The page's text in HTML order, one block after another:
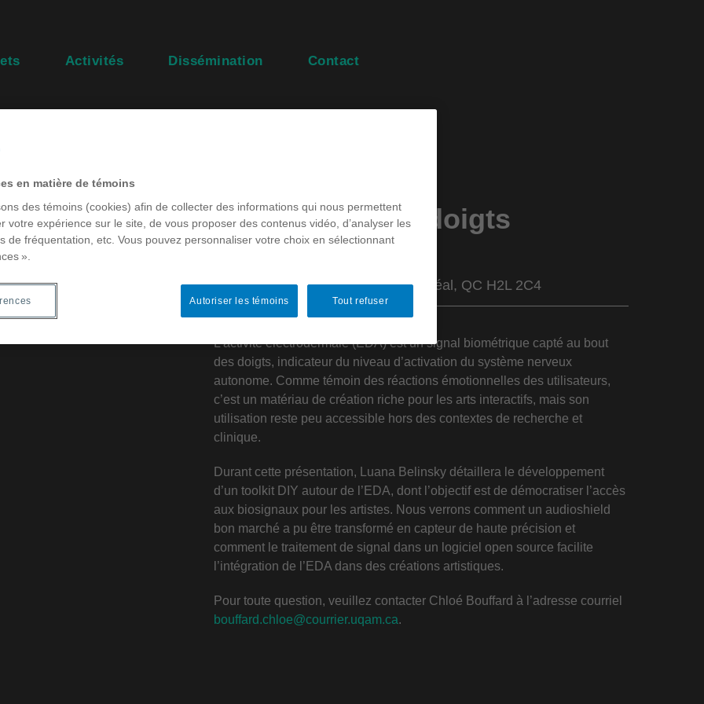
Activités Dissémination Contact
Sur le bout des doigts
mardi 10 mars 2026
405 Rue Sainte-Catherine E, Montréal, QC H2L 2C4
L’activité électrodermale (EDA) est un signal biométrique capté au bout
des doigts, indicateur du niveau d’activation du système nerveux
autonome. Comme témoin des réactions émotionnelles des utilisateurs,
c’est un matériau de création riche pour les arts interactifs, mais son
utilisation reste peu accessible hors des contextes de recherche et
clinique.
Durant cette présentation, Luana Belinsky détaillera le développement
d’un toolkit DIY autour de l’EDA, dont l’objectif est de démocratiser l’accès
aux biosignaux pour les artistes. Nous verrons comment un audioshield
bon marché a pu être transformé en capteur de haute précision et
comment le traitement de signal dans un logiciel open source facilite
l’intégration de l’EDA dans des créations artistiques.
Pour toute question, veuillez contacter Chloé Bouffard à l’adresse courriel
bouffard.chloe@courrier.uqam.ca.
en matière de témoins
des témoins (cookies) afin de collecter des informations qui nous permettent
votre expérience sur le site, de vous proposer des contenus vidéo, d’analyser les
de fréquentation, etc. Vous pouvez personnaliser votre choix en sélectionnant
».
Tout refuser
Autoriser les témoins